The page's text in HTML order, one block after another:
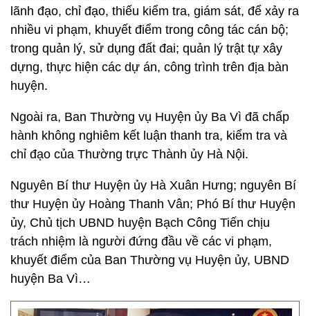
lãnh đạo, chỉ đạo, thiếu kiểm tra, giám sát, để xảy ra
nhiều vi phạm, khuyết điểm trong công tác cán bộ;
trong quản lý, sử dụng đất đai; quản lý trật tự xây
dựng, thực hiện các dự án, công trình trên địa bàn
huyện.
Ngoài ra, Ban Thường vụ Huyện ủy Ba Vì đã chấp
hành không nghiêm kết luận thanh tra, kiểm tra và
chỉ đạo của Thường trực Thành ủy Hà Nội.
Nguyên Bí thư Huyện ủy Hà Xuân Hưng; nguyên Bí
thư Huyện ủy Hoàng Thanh Vân; Phó Bí thư Huyện
ủy, Chủ tịch UBND huyện Bạch Công Tiến chịu
trách nhiệm là người đứng đầu về các vi phạm,
khuyết điểm của Ban Thường vụ Huyện ủy, UBND
huyện Ba Vì…